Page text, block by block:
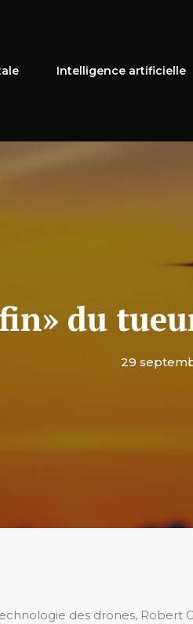
Intelligence artificielle
du
29
des drones, Robert